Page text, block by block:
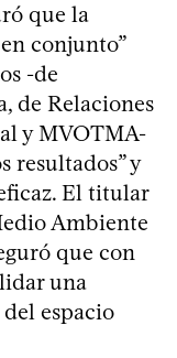
que la
conjunto”
-de
de Relaciones
y MVOTMA-
resultados” y
El titular
Ambiente
que con
una
espacio